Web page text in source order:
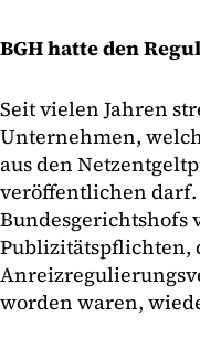
BGH hatte den
Seit vielen Jahren
Unternehmen,
aus den
veröffentlichen
Bundesgerichtshofs
Publizitätspflichten,
worden waren,